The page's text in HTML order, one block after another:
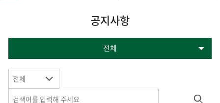
공지사항
전체
전체